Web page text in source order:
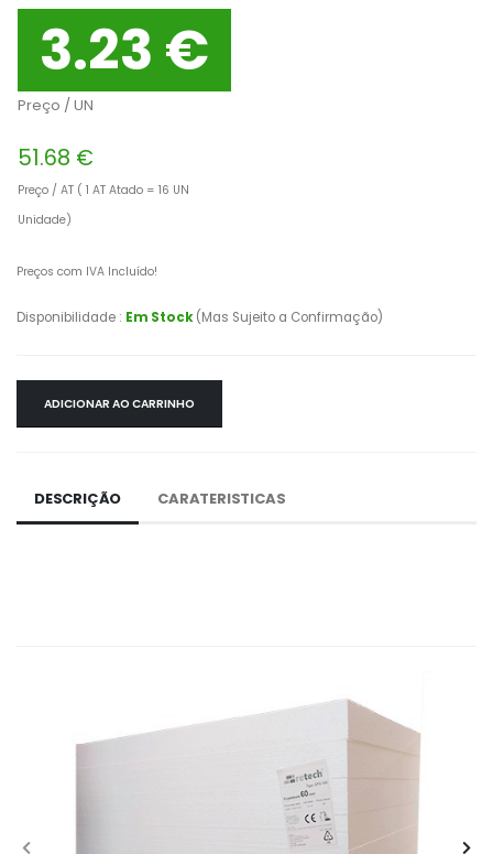
3.23 €
Preço / UN
51.68 €
Preço / AT ( 1 AT Atado = 16 UN
Unidade)
Preços com IVA Incluído!
Disponibilidade : Em Stock(Mas Sujeito a Confirmação)
ADICIONAR AO CARRINHO
DESCRIÇÃO CARATERISTICAS